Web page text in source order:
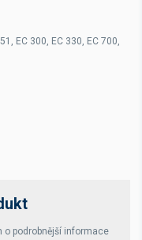
EC 300, EC 330, EC 700,
o podrobnější informace